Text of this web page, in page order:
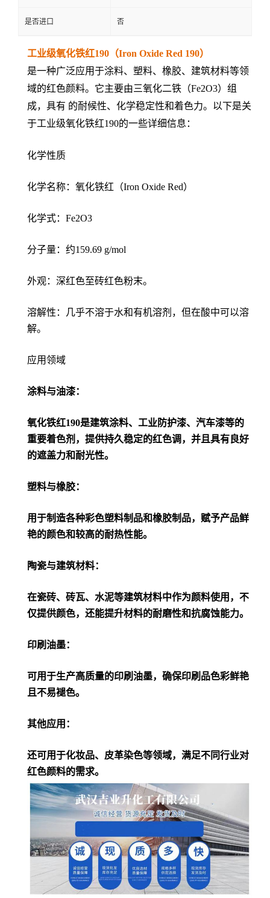
是否进口 否
工业级氧化铁红190（Iron Oxide Red 190）
是一种广泛应用于涂料、塑料、橡胶、建筑材料等领
域的红色颜料。它主要由三氧化二铁（Fe2O3）组
成，具有 的耐候性、化学稳定性和着色力。以下是关
于工业级氧化铁红190的一些详细信息：
化学性质
化学名称：氧化铁红（Iron Oxide Red）
化学式：Fe2O3
分子量：约159.69 g/mol
外观：深红色至砖红色粉末。
溶解性：几乎不溶于水和有机溶剂，但在酸中可以溶
解。
应用领域
涂料与油漆：
氧化铁红190是建筑涂料、工业防护漆、汽车漆等的
重要着色剂，提供持久稳定的红色调，并且具有良好
的遮盖力和耐光性。
塑料与橡胶：
用于制造各种彩色塑料制品和橡胶制品，赋予产品鲜
艳的颜色和较高的耐热性能。
陶瓷与建筑材料：
在瓷砖、砖瓦、水泥等建筑材料中作为颜料使用，不
仅提供颜色，还能提升材料的耐磨性和抗腐蚀能力。
印刷油墨：
可用于生产高质量的印刷油墨，确保印刷品色彩鲜艳
且不易褪色。
其他应用：
还可用于化妆品、皮革染色等领域，满足不同行业对
红色颜料的需求。